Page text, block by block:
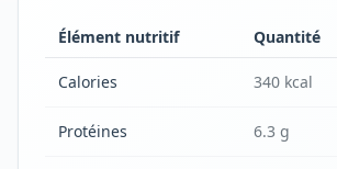
Élément nutritif Quantité
Calories 340 kcal
Protéines 6.3 g